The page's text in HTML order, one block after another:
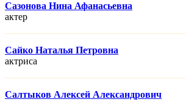
Сазонова Нина Афанасьевна
актер
Сайко Наталья Петровна
актриса
Салтыков Алексей Александрович